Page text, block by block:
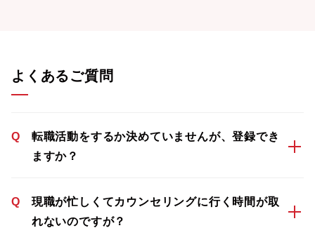
よくあるご質問
Q
転職活動をするか決めていませんが、登録でき
ますか？
Q
現職が忙しくてカウンセリングに行く時間が取
れないのですが？